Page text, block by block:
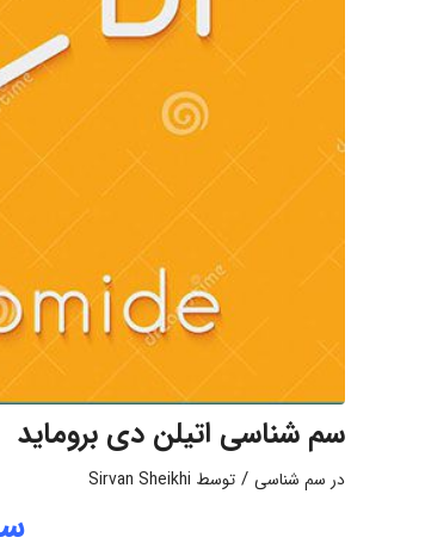
سم شناسی اتیلن دی بروماید
در سم شناسی / توسط Sirvan Sheikhi